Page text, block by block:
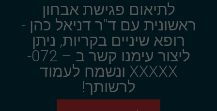
לתיאום פגישת אבחון
ראשונית עם ד"ר דניאל כהן -
רופא שיניים בקריות, ניתן
ליצור עימנו קשר ב – 072-
XXXXX ונשמח לעמוד
לרשותך!